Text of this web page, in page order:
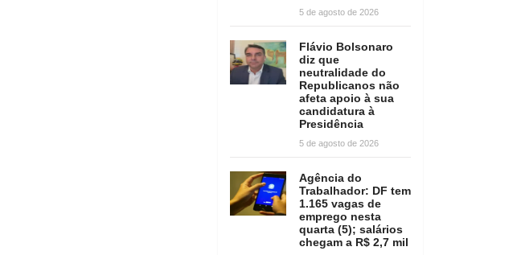
5 de agosto de 2026
Flávio Bolsonaro
diz que
neutralidade do
Republicanos não
afeta apoio à sua
candidatura à
Presidência
5 de agosto de 2026
Agência do
Trabalhador: DF tem
1.165 vagas de
emprego nesta
quarta (5); salários
chegam a R$ 2,7 mil